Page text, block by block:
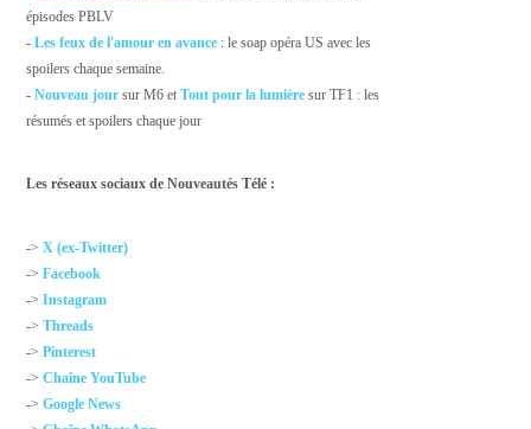
épisodes PBLV
-Les feux de l'amour en avance : le soap opéra US avec les
spoilers chaque semaine.
-Nouveau jour sur M6 etTout pour la lumière sur TF1 : les
résumés et spoilers chaque jour
Les réseaux sociaux de Nouveautés Télé :
->X (ex-Twitter)
->Facebook
->Instagram
->Threads
->Pinterest
->Chaîne YouTube
->Google News